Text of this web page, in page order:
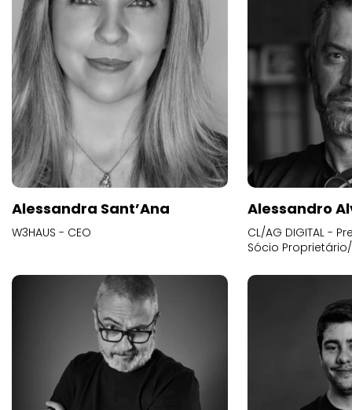
Alessandra Sant’Ana
W3HAUS - CEO
Alessandro
CL/AG DIGITAL -
Sócio